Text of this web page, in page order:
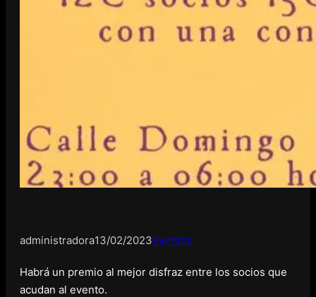
administradora13/02/2023Eventos
Habrá un premio al mejor disfraz entre los socios que
acudan al evento.